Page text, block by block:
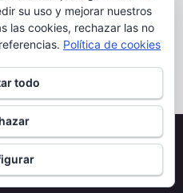
nuevos comentarios.
términos, el contenido de este sitio se
su uso y mejorar nuestros
las cookies, rechazar las no
Política de cookies
todo